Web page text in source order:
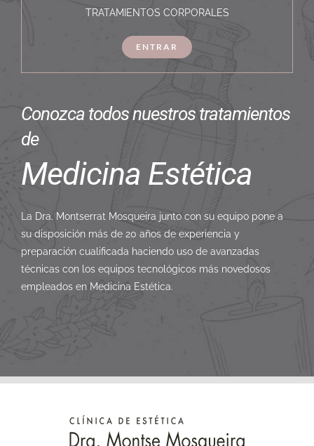
TRATAMIENTOS CORPORALES
ENTRAR
Conozca todos nuestros tratamientos
de
Medicina Estética
La Dra. Montserrat Mosqueira junto con su equipo pone a
su disposición más de 20 años de experiencia y
preparación cualificada haciendo uso de avanzadas
técnicas con los equipos tecnológicos más novedosos
empleados en Medicina Estética.